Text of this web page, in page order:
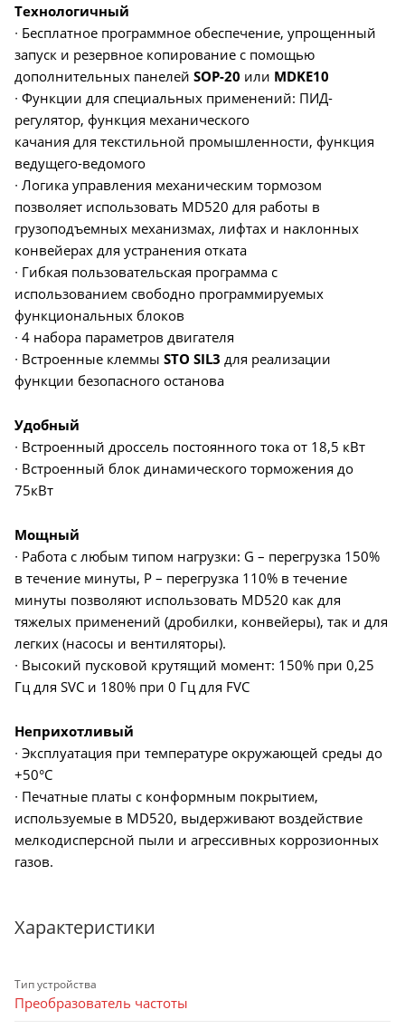
Технологичный
∙ Бесплатное программное обеспечение, упрощенный
запуск и резервное копирование с помощью
дополнительных панелей SOP-20 или MDKE10
∙ Функции для специальных применений: ПИД-
регулятор, функция механического
качания для текстильной промышленности, функция
ведущего-ведомого
∙ Логика управления механическим тормозом
позволяет использовать MD520 для работы в
грузоподъемных механизмах, лифтах и наклонных
конвейерах для устранения отката
∙ Гибкая пользовательская программа с
использованием свободно программируемых
функциональных блоков
∙ 4 набора параметров двигателя
∙ Встроенные клеммы STO SIL3 для реализации
функции безопасного останова
Удобный
∙ Встроенный дроссель постоянного тока от 18,5 кВт
∙ Встроенный блок динамического торможения до
75кВт
Мощный
∙ Работа с любым типом нагрузки: G – перегрузка 150%
в течение минуты, P – перегрузка 110% в течение
минуты позволяют использовать MD520 как для
тяжелых применений (дробилки, конвейеры), так и для
легких (насосы и вентиляторы).
∙ Высокий пусковой крутящий момент: 150% при 0,25
Гц для SVC и 180% при 0 Гц для FVC
Неприхотливый
∙ Эксплуатация при температуре окружающей среды до
+50°C
∙ Печатные платы с конформным покрытием,
используемые в MD520, выдерживают воздействие
мелкодисперсной пыли и агрессивных коррозионных
газов.
Характеристики
Тип устройства
Преобразователь частоты